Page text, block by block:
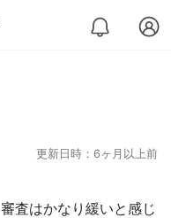
更新日時：6ヶ月以上前
査はかなり緩いと感じ